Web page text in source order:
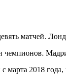
матчей.
2018